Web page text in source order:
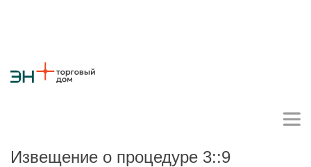
Извещение о процедуре 3::9